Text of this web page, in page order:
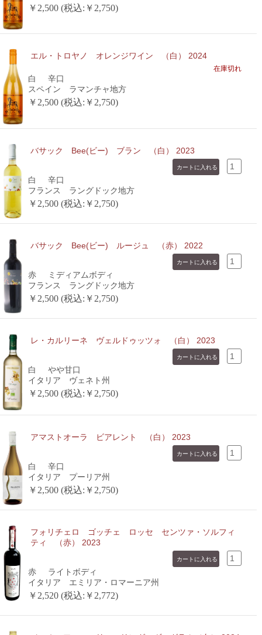
￥2,500 (税込:￥2,750)
エル・トロヤノ オレンジワイン （白） 2024
在庫切れ
白
辛口
スペイン ラマンチャ地方
￥2,500 (税込:￥2,750)
バサック Bee(ビー) ブラン （白） 2023
白
辛口
フランス ラングドック地方
￥2,500 (税込:￥2,750)
バサック Bee(ビー) ルージュ （赤） 2022
赤
ミディアムボディ
フランス ラングドック地方
￥2,500 (税込:￥2,750)
レ・カルリーネ ヴェルドゥッツォ （白） 2023
白
やや甘口
イタリア ヴェネト州
￥2,500 (税込:￥2,750)
アマストオーラ ビアレント （白） 2023
白
辛口
イタリア プーリア州
￥2,500 (税込:￥2,750)
フォリチェロ ゴッチェ ロッセ センツァ・ソルフィ
ティ （赤） 2023
赤
ライトボディ
イタリア エミリア・ロマーニア州
￥2,520 (税込:￥2,772)